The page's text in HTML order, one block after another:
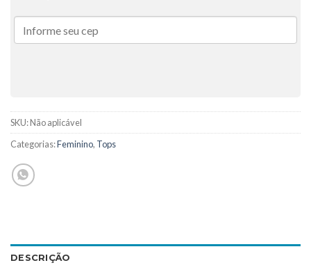
SKU:Não aplicável
Categorias:Feminino, Tops
DESCRIÇÃO